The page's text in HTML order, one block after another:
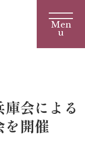
会による
を開催